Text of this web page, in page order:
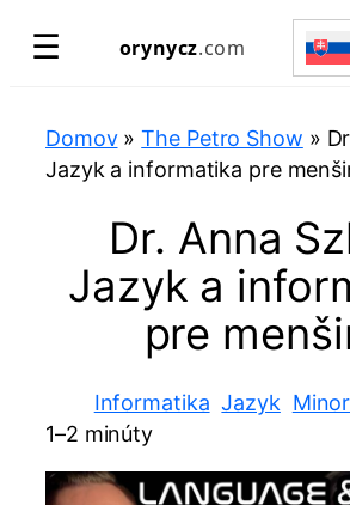
☰ orynycz.com
Domov»The Petro Show »
Jazyk a informatika pre
Dr. Anna
Jazyk a
pre
Informatika Jazyk
1–2 minúty